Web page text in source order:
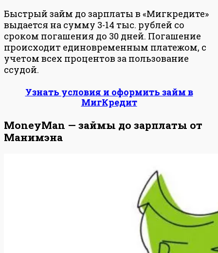
Быстрый займ до зарплаты в «Мигкредите»
выдается на сумму 3-14 тыс. рублей со
сроком погашения до 30 дней. Погашение
происходит единовременным платежом, с
учетом всех процентов за пользование
ссудой.
Узнать условия и оформить займ в
МигКредит
MoneyMan — займы до зарплаты от
Манимэна